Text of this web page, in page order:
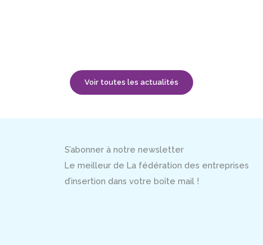
Voir toutes les actualités
S’abonner à notre newsletter
Le meilleur de La fédération des entreprises
d’insertion dans votre boîte mail !